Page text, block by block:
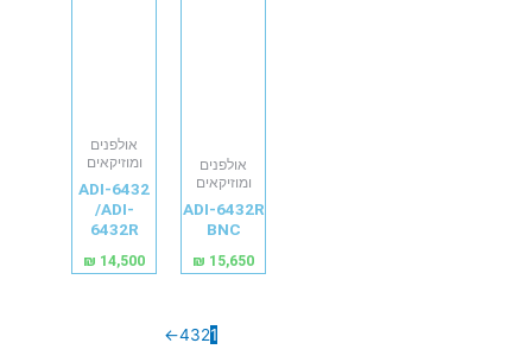
אולפנים
ומוזיקאים
ADI-6432R
BNC
₪ 15,650
אולפנים
ומוזיקאים
ADI-6432
/ADI-
6432R
₪ 14,500
1
2
3
4
←